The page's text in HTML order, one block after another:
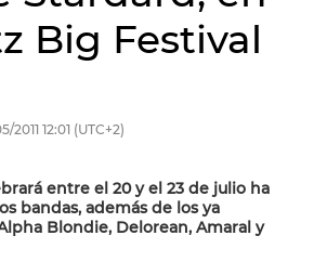
Big Festival
2011 12:01 (UTC+2)
entre el 20 y el 23 de julio ha
bandas, además de los ya
Blondie, Delorean, Amaral y